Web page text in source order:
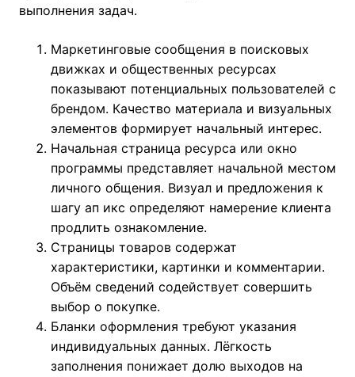
выполнения задач.
Маркетинговые сообщения в поисковых
движках и общественных ресурсах
показывают потенциальных пользователей с
брендом. Качество материала и визуальных
элементов формирует начальный интерес.
Начальная страница ресурса или окно
программы представляет начальной местом
личного общения. Визуал и предложения к
шагу ап икс определяют намерение клиента
продлить ознакомление.
Страницы товаров содержат
характеристики, картинки и комментарии.
Объём сведений содействует совершить
выбор о покупке.
Бланки оформления требуют указания
индивидуальных данных. Лёгкость
заполнения понижает долю выходов на